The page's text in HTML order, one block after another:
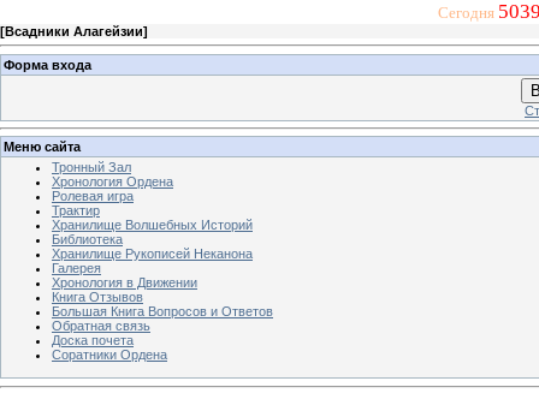
Сегодня
[Всадники Алагейзии]
Форма входа
Меню сайта
Тронный Зал
Хронология Ордена
Ролевая игра
Трактир
Хранилище Волшебных Историй
Библиотека
Хранилище Рукописей Неканона
Галерея
Хронология в Движении
Книга Отзывов
Большая Книга Вопросов и Ответов
Обратная связь
Доска почета
Соратники Ордена